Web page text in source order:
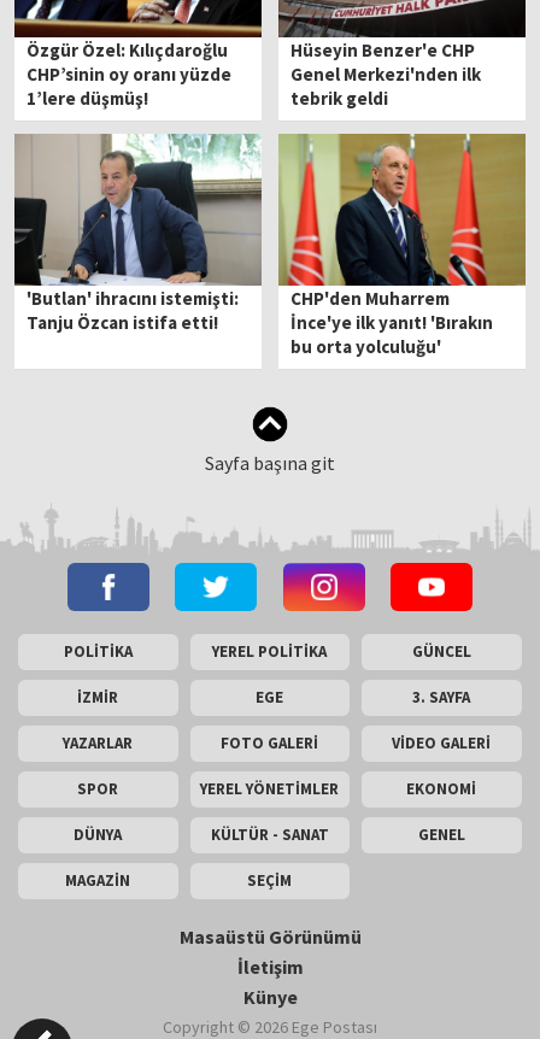
Özgür Özel: Kılıçdaroğlu
CHP’sinin oy oranı yüzde
1’lere düşmüş!
Hüseyin Benzer'e CHP
Genel Merkezi'nden ilk
tebrik geldi
'Butlan' ihracını istemişti:
Tanju Özcan istifa etti!
CHP'den Muharrem
İnce'ye ilk yanıt! 'Bırakın
bu orta yolculuğu'
Sayfa başına git
POLİTİKA YEREL POLİTİKA GÜNCEL
İZMİR EGE 3. SAYFA
YAZARLAR FOTO GALERİ VİDEO GALERİ
SPOR YEREL YÖNETİMLER EKONOMİ
DÜNYA KÜLTÜR - SANAT GENEL
MAGAZİN SEÇİM
Masaüstü Görünümü
İletişim
Künye
Copyright © 2026 Ege Postası